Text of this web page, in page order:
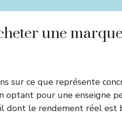
une
sur ce que représente
optant pour une enseigne
dont le rendement réel est